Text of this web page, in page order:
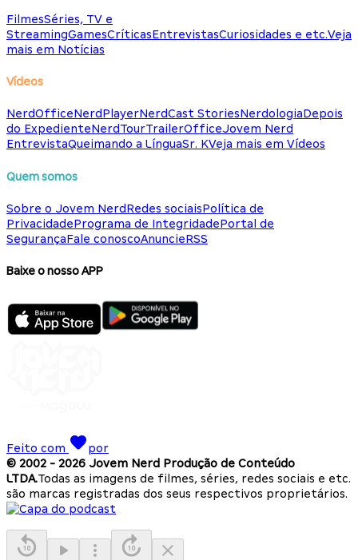
FilmesSéries, TV e
StreamingGamesCríticasEntrevistasCuriosidades e etc.Veja
mais em Notícias
Vídeos
NerdOfficeNerdPlayerNerdCast StoriesNerdologiaDepois
do ExpedienteNerdTourTrailerOfficeJovem Nerd
EntrevistaQueimando a LínguaSr. KVeja mais em Vídeos
Quem somos
Sobre o Jovem NerdRedes sociaisPolítica de
PrivacidadePrograma de IntegridadePortal de
SegurançaFale conoscoAnuncieRSS
Baixe o nosso APP
Feito com
por
© 2002 - 2026 Jovem Nerd Produção de Conteúdo
LTDA.Todas as imagens de filmes, séries, redes sociais e etc.
são marcas registradas dos seus respectivos proprietários.